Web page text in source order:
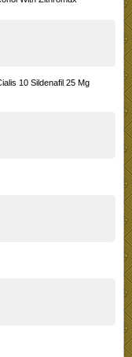
10 Sildenafil 25 Mg